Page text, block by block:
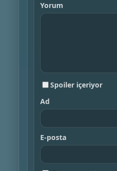
Yorum
Spoiler içeriyor
Ad
E-posta